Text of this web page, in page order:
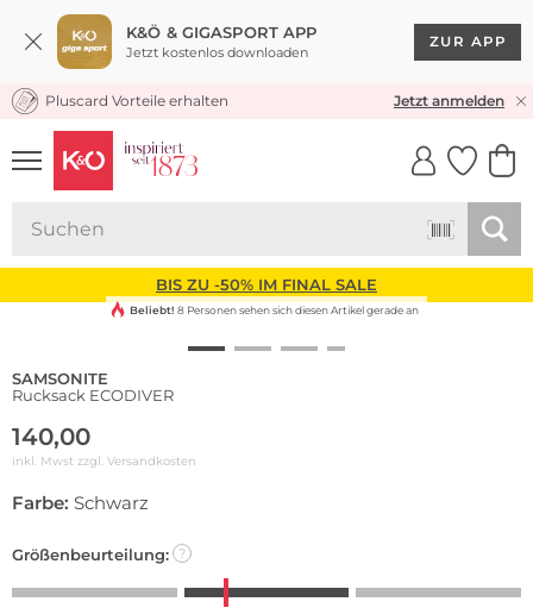
K&Ö & GIGASPORT APP
Jetzt kostenlos downloaden
ZUR APP
KOSTENLOSER VERSAND* & RÜCKVERSAND
Pluscard Vorteile erhalten Jetzt anmelden
UNSERE APP
CLICK &
BIS ZU -50% IM FINAL SALE
Beliebt! 8 Personen sehen sich diesen Artikel gerade an
SAMSONITE
Rucksack ECODIVER
140,00
inkl. Mwst zzgl. Versandkosten
Farbe: Schwarz
Größenbeurteilung: ?